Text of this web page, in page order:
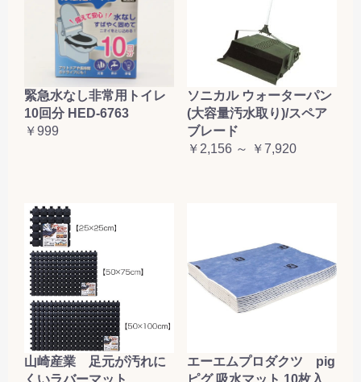
緊急水なし非常用トイレ
10回分 HED-6763
￥999
ソニカル ウォーターパン
(大容量汚水取り)/スペア
ブレード
￥2,156 ～ ￥7,920
山崎産業 足元が汚れに
エーエムプロダクツ pig